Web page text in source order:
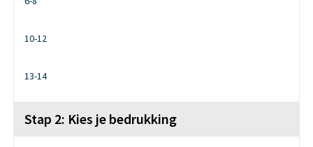
10-12
13-14
Stap 2: Kies je bedrukking